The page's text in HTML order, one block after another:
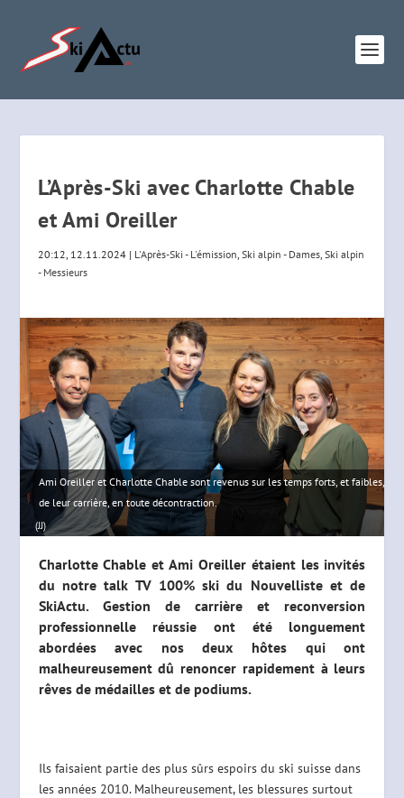
L’Après-Ski avec Charlotte Chable
et Ami Oreiller
20:12, 12.11.2024 | L'Après-Ski - L'émission,Ski alpin - Dames,Ski alpin
- Messieurs
Ami Oreiller et Charlotte Chable sont revenus sur les temps forts, et faibles,
de leur carrière, en toute décontraction.
(JJ)
Charlotte Chable et Ami Oreiller étaient les invités
du notre talk TV 100% ski du Nouvelliste et de
SkiActu. Gestion de carrière et reconversion
professionnelle réussie ont été longuement
abordées avec nos deux hôtes qui ont
malheureusement dû renoncer rapidement à leurs
rêves de médailles et de podiums.
Ils faisaient partie des plus sûrs espoirs du ski suisse dans
les années 2010. Malheureusement, les blessures surtout